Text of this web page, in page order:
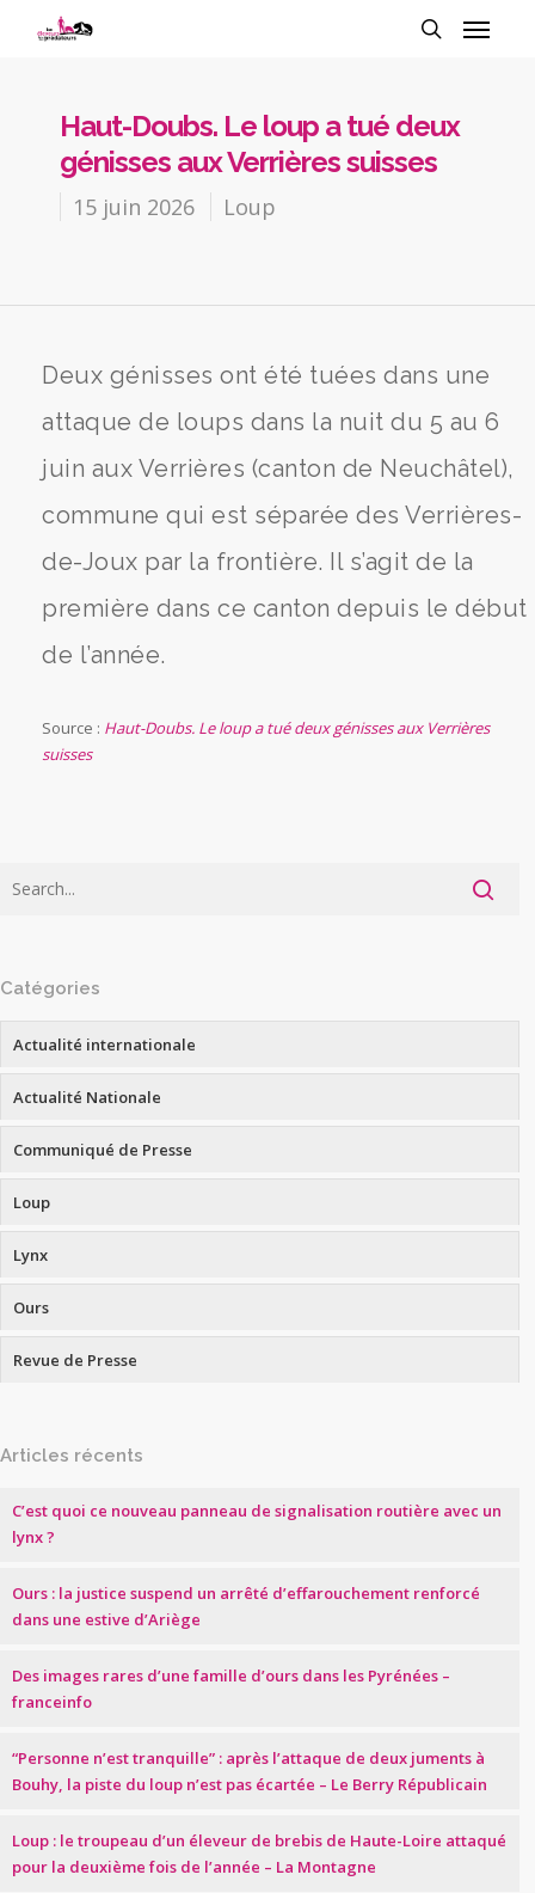
Haut-Doubs. Le loup a tué deux
génisses aux Verrières suisses
15 juin 2026 Loup
Deux génisses ont été tuées dans une
attaque de loups dans la nuit du 5 au 6
juin aux Verrières (canton de Neuchâtel),
commune qui est séparée des Verrières-
de-Joux par la frontière. Il s’agit de la
première dans ce canton depuis le début
de l’année.
Source : Haut-Doubs. Le loup a tué deux génisses aux Verrières
suisses
Catégories
Actualité internationale
Actualité Nationale
Communiqué de Presse
Loup
Lynx
Ours
Revue de Presse
Articles récents
C’est quoi ce nouveau panneau de signalisation routière avec un
lynx ?
Ours : la justice suspend un arrêté d’effarouchement renforcé
dans une estive d’Ariège
Des images rares d’une famille d’ours dans les Pyrénées –
franceinfo
“Personne n’est tranquille” : après l’attaque de deux juments à
Bouhy, la piste du loup n’est pas écartée – Le Berry Républicain
Loup : le troupeau d’un éleveur de brebis de Haute-Loire attaqué
pour la deuxième fois de l’année – La Montagne